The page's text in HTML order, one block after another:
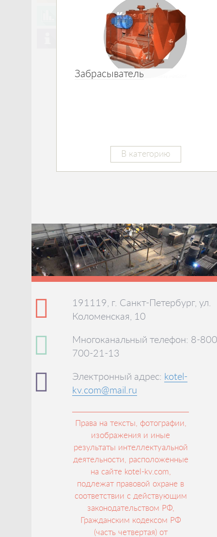
Забрасыватель
В категорию
191119, г. Санкт-Петербург, ул.
Коломенская, 10
Многоканальный телефон: 8-
700-21-13
Электронный адрес: kotel-
kv.com@mail.ru
Права на тексты, фотографии,
изображения и иные
результаты интеллектуальной
деятельности, расположенные
на сайте kotel-kv.com,
подлежат правовой охране в
соответствии с действующим
законодательством РФ,
Гражданским кодексом РФ
(часть четвертая) от